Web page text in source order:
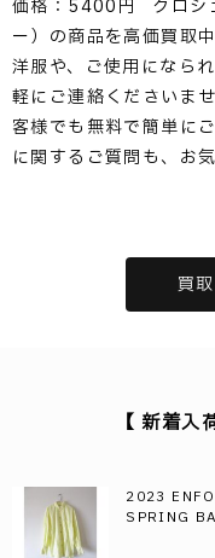
価格：5400円 クロシ
ー）の商品を高価買取
洋服や、ご使用になら
軽にご連絡くださいま
客様でも無料で簡単に
に関するご質問も、お
買
【 新着
2023
SPRING